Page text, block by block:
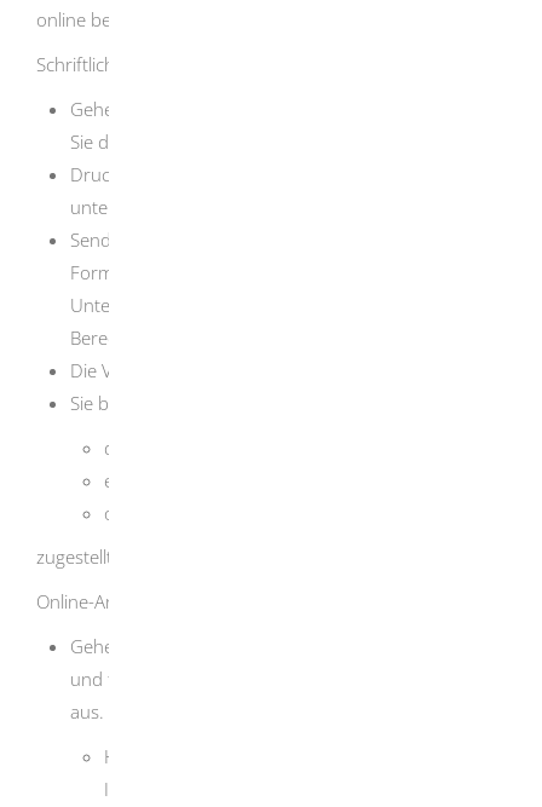
online beim Bundesverwaltungsamt (BVA) beantragen.
Schriftliche Antragstellung:
Gehen Sie auf die Internetseite des BVA und füllen
Sie dort das Antragsformular elektronisch aus.
Drucken Sie das ausgefüllte Formular aus und
unterschreiben Sie es.
Senden Sie das ausgefüllte und unterschriebene
Formular gemeinsam mit allen weiteren geforderten
Unterlagen per Post an die Vergabestelle für
Berechtigungszertifikate.
Die Vergabestelle prüft Ihren Antrag.
Sie bekommen dann per Post
den Nachweis über die Berechtigung oder
einen Bescheid über die Ablehnung
oder eine Aufforderung zur Neubeantragung
zugestellt.
Online-Antragstellung:
Gehen Sie auf die Internetseite des Bundesportals
und füllen Sie dort das Antragsformular elektronisch
aus.
Hinweis: Für die Online-Funktion benötigen Sie
Ihren Personalausweis mit PIN-Nummer